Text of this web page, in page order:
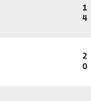
1
4
2
0